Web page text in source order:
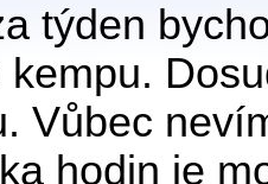
týden
kempu.
Vůbec
hodin je